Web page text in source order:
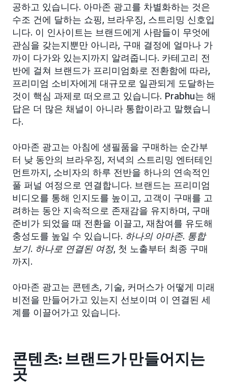
공하고 있습니다. 아마존 광고를 차별화하는 것은
수조 건에 달하는 쇼핑, 브라우징, 스트리밍 신호입
니다. 이 인사이트는 브랜드에게 사람들이 무엇에
관심을 갖는지뿐만 아니라, 구매 결정에 얼마나 가
까이 다가와 있는지까지 알려줍니다. 카테고리 전
반에 걸쳐 브랜드가 프리미엄화로 전환함에 따라,
프리미엄 소비자에게 대규모로 일관되게 도달하는
것이 핵심 과제로 떠오르고 있습니다. Prabhu는 해
답은 더 많은 채널이 아니라 통합이라고 말했습니
다.
아마존 광고는 아침에 생필품을 구매하는 순간부
터 낮 동안의 브라우징, 저녁의 스트리밍 엔터테인
먼트까지, 소비자의 하루 전반을 하나의 연속적인
풀 퍼널 여정으로 연결합니다. 브랜드는 프리미엄
비디오를 통해 인지도를 높이고, 고객이 구매를 고
려하는 동안 지속적으로 존재감을 유지하며, 구매
준비가 되었을 때 전환을 이끌고, 재참여를 유도해
충성도를 높일 수 있습니다. 하나의 아마존. 통합
보기. 하나로 연결된 여정, 첫 노출부터 최종 구매
까지.
아마존 광고는 콘텐츠, 기술, 커머스가 어떻게 미래
비전을 만들어가고 있는지 선보이며 이 연결된 세
계를 이끌어가고 있습니다.
콘텐츠: 브랜드가 만들어지는
곳